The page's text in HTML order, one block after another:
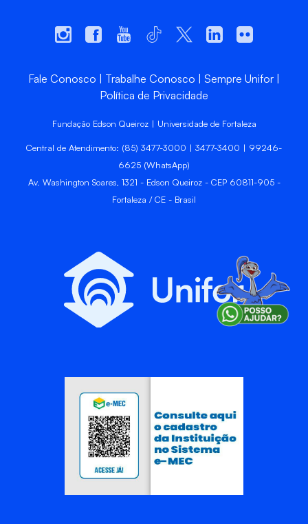
Fale Conosco Trabalhe Conosco
Sempre Unifor
Política de Privacidade
Fundação Edson Queiroz | Universidade de Fortaleza
Central de Atendimento: (85) 3477-3000 | 3477-3400 | 99246-
6625 (WhatsApp)
Av. Washington Soares, 1321 - Edson Queiroz - CEP 60811-905 -
Fortaleza / CE - Brasil